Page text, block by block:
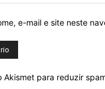
e-mail e site neste
Akismet para reduzir